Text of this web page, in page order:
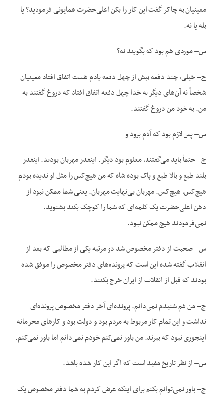
معینیان به چاکر گفت این کار را بکن اعلی‌حضرت همایونی فرمودید؟ یا
بله یا نه.
س– موردی هم بود که بگویند نه؟
ج– خیلی، چند دفعه بیش از چهل دفعه یادم هست اتفاق افتاد معینیان
شخصاً نه آن‌های دیگر به خدا چهل دفعه اتفاق افتاد که دروغ گفتند به
من. به خود من دروغ گفتند.
س– پس لازم بود که آدم برود و
ج– حتماً باید می‌گفتند، معلوم بود دیگر. اینقدر مهربان بودند. اینقدر
بلند طبع و بالا طبع و پاک بوده شاه که من هیچ‌کس را مثل او ندیده بودم
هیچ‌کس، هیچ‌کس. مهربان بی‌نهایت مهربان. یعنی شما ممکن نبود از
دهن اعلی‌حضرت یک کلمه‌ای که شما را کوچک بکند بشنوید.
نمی‌فرمودند هیچ ممکن نبود.
س– صحبت از دفتر مخصوص شد دو مرتبه یکی از مطالبی که بعد از
انقلاب گفته شده این است که پرونده‌های دفتر مخصوص را موفق شده
بودند که قبل از انقلاب از ایران خرج بکنند.
ج– من هم شنیدم نمی‌دانم. پرونده‌ای آخر دفتر مخصوص پرونده‌ای
نداشت و این تمام کار مربوط به مردم بود و دولت بود و کارهای محرمانه
اینجوری نبود که ببرند. من باور نمی‌کنم خودم نمی‌دانم اما باور نمی‌کنم.
س– از نظر تاریخ مفید است که اگر این کار شده باشد.
ج– باور نمی‌توانم بکنم برای اینکه عرض کردم به شما دفتر مخصوص یک